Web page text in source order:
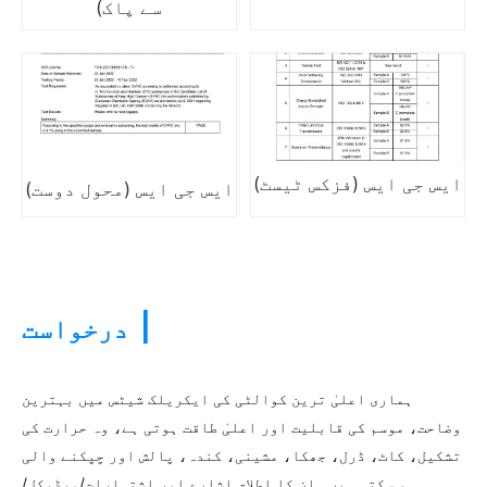
سے پاک)
ایس جی ایس (فزکس ٹیسٹ) ایس جی ایس (محول دوست)
درخواست
ہماری اعلیٰ ترین کوالٹی کی ایکریلک شیٹس میں بہترین
وضاحت، موسم کی قابلیت اور اعلیٰ طاقت ہوتی ہے، وہ حرارت کی
تشکیل، کاٹ، ڈرل، جھکا، مشینی، کندہ، پالش اور چپکنے والی
ہو سکتی ہیں۔ ان کا اطلاق اشارے اور اشتہارات/میڈیکل/